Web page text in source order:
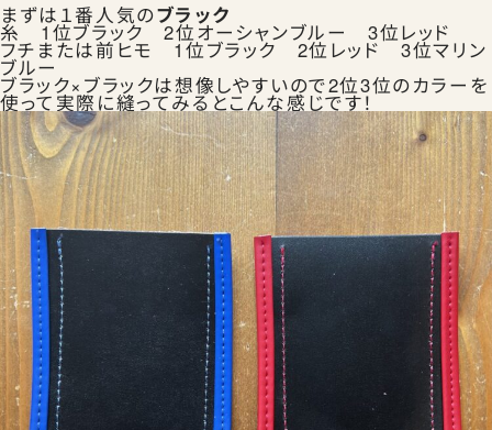
お知らせ
お問合せ
公式SNS
まずは１番人気のブラック
糸 1位ブラック 2位オーシャンブルー 3位レッド
フチまたは前ヒモ 1位ブラック 2位レッド 3位マリン
ブルー
ブラック×ブラックは想像しやすいので2位3位のカラーを
使って実際に縫ってみるとこんな感じです！